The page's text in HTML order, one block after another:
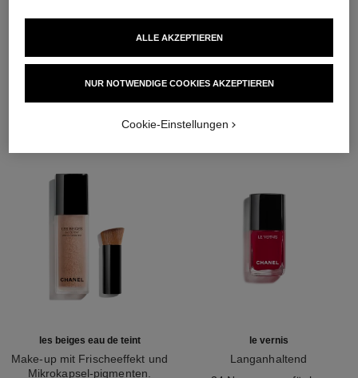
les beiges eau de teint
Make-up mit Frischeeffekt und
Mikrokapsel-pigmenten.
le vernis
Langanhaltend
NUR NOTWENDIGE COOKIES AKZEPTIEREN
ALLE AKZEPTIEREN
Cookie-Einstellungen